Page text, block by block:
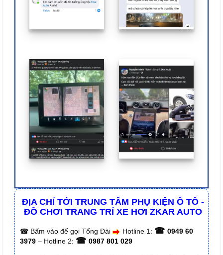
ĐỊA CHỈ TỚI TRUNG TÂM PHỤ KIỆN Ô TÔ -
ĐỒ CHƠI TRANG TRÍ XE HƠI ZKAR AUTO
☎ Bấm vào để gọi Tổng Đài Hotline 1: ☎ 0949 60
3979 – Hotline 2: ☎ 0987 801 029